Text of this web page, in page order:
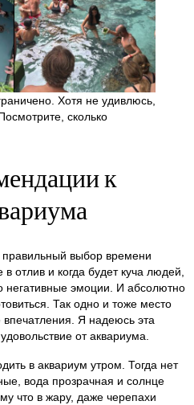
Хотя не удивлюсь,
сколько
к
выбор времени
отлив и когда будет куча людей,
негативные эмоции. И абсолютно
Так одно и тоже место
Я надеюсь эта
от аквариума.
в аквариум утром. Тогда нет
вода прозрачная и солнце
что в жару, даже черепахи